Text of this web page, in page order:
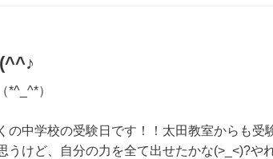
*^_^*）
の中学校の受験日です！！太田教室からも受
うけど、自分の力を全て出せたかな(>_<)?